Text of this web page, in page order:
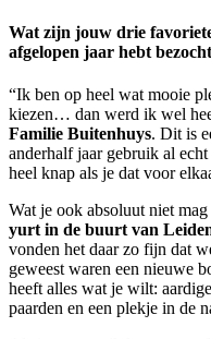
Wat zijn jouw drie
afgelopen jaar hebt
“Ik ben op heel wat mooie
kiezen… dan werd ik wel
Familie Buitenhuys. Dit is
anderhalf jaar gebruik al
heel knap als je dat voor
Wat je ook absoluut niet
yurt in de buurt van
vonden het daar zo fijn dat
geweest waren een nieuwe
heeft alles wat je wilt:
paarden en een plekje in de